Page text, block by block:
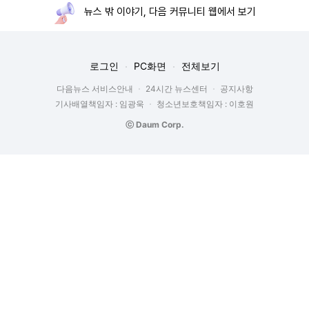
뉴스 밖 이야기, 다음 커뮤니티 웹에서 보기
로그인 PC화면 전체보기
다음뉴스 서비스안내 24시간 뉴스센터
공지사항
기사배열책임자 : 임광욱
청소년보호책임자 : 이호원
ⓒ Daum Corp.